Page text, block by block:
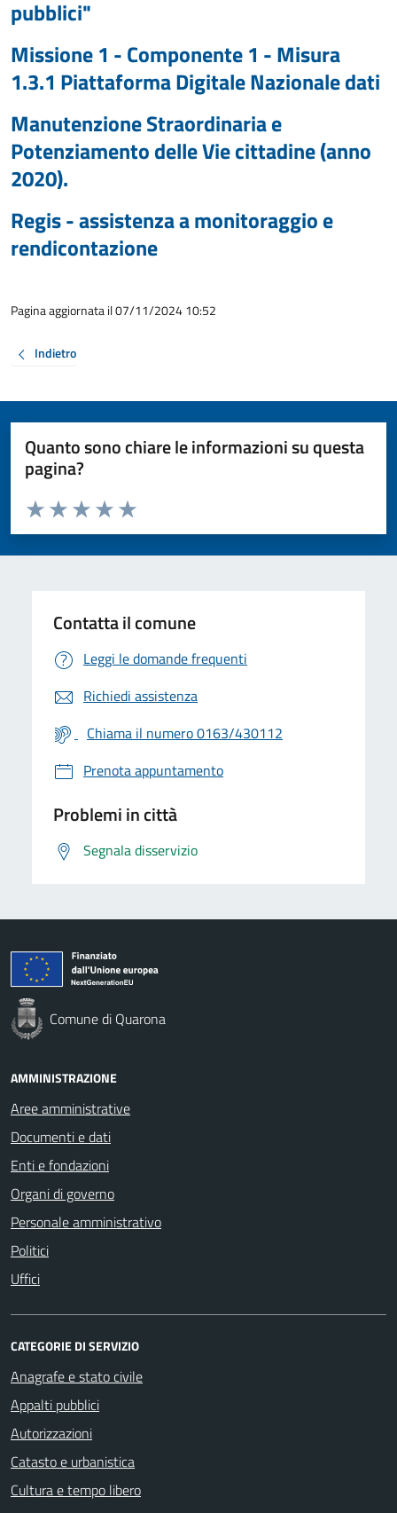
pubblici"
Missione 1 - Componente 1 - Misura
1.3.1 Piattaforma Digitale Nazionale dati
Manutenzione Straordinaria e
Potenziamento delle Vie cittadine (anno
2020).
Regis - assistenza a monitoraggio e
rendicontazione
Pagina aggiornata il 07/11/2024 10:52
Indietro
Quanto sono chiare le informazioni su questa
pagina?
Valuta da 1 a 5 stelle la pagina
Valuta 5 stelle su 5
Valuta 4 stelle su 5
Valuta 3 stelle su 5
Valuta 2 stelle su 5
Valuta 1 stelle su 5
Contatta il comune
Leggi le domande frequenti
Richiedi assistenza
Chiama il numero 0163/430112
Prenota appuntamento
Problemi in città
Segnala disservizio
Comune di Quarona
AMMINISTRAZIONE
Aree amministrative
Documenti e dati
Enti e fondazioni
Organi di governo
Personale amministrativo
Politici
Uffici
CATEGORIE DI SERVIZIO
Anagrafe e stato civile
Appalti pubblici
Autorizzazioni
Catasto e urbanistica
Cultura e tempo libero